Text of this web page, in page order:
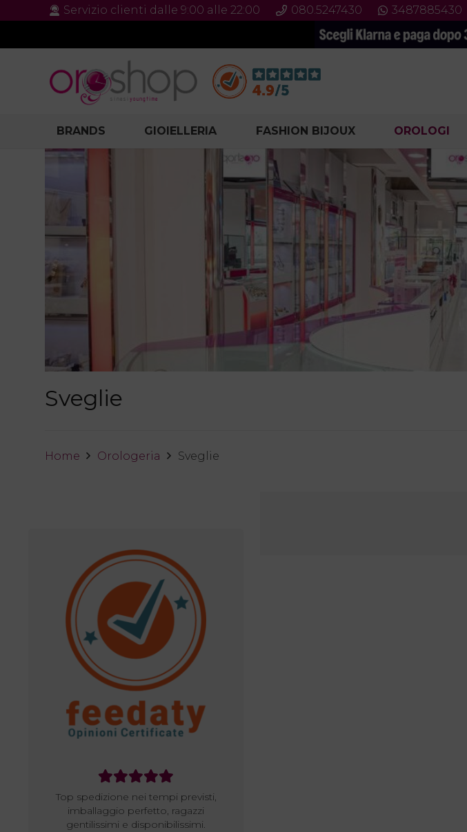
Servizio clienti dalle 9:00 alle 22:00 080.5247430 3487885430
BRANDS GIOIELLERIA FASHION BIJOUX OROLOGI
Sveglie
Home Orologeria Sveglie
Top spedizione nei tempi previsti,
imballaggio perfetto, ragazzi
gentilissimi e disponibilissimi.